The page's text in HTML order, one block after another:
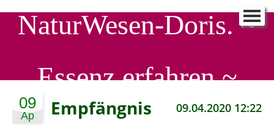
NaturWesen-Doris. ~
Essenz erfahren ~
09
Ap Empfängnis 09.04.2020 12:22
NaturWesen-Doris. ▼
90 Tage - ein Neues ICH
SeelenWirkstatt